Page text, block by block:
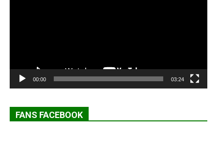
00:00 03:24
FANS FACEBOOK